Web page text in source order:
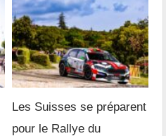
Les Suisses se préparent
pour le Rallye du